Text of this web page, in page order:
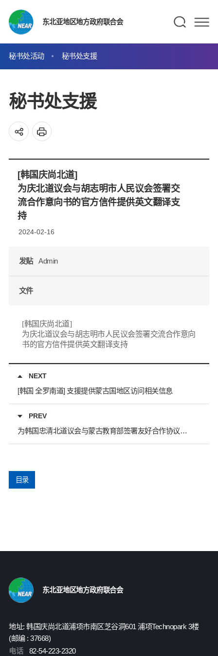
东北亚地区地方政府联合会
秘书处活动 秘书处支援
秘书处支援
[韩国庆尚北道]
为庆北道议会与胡志明市人民议会签署交
流合作意向书的官方信件提供英文翻译支
持
2024-02-16
发贴 Admin
文件
[韩国庆尚北道]
为庆北道议会与胡志明市人民议会签署交流合作意向
书的官方信件提供英文翻译支持
NEXT
[韩国 全罗南道] 支援提供蒙古国地区访问相关信息
PREV
为韩国忠清北道议会与蒙古教育部签署友好合作协议提供翻译支持
目录
东北亚地区地方政府联合会
地址: 韩国庆尚北道浦项市南区芝谷洞601 浦项Technopark 3楼
(邮编 : 37668)
电话
82-54-223-2320